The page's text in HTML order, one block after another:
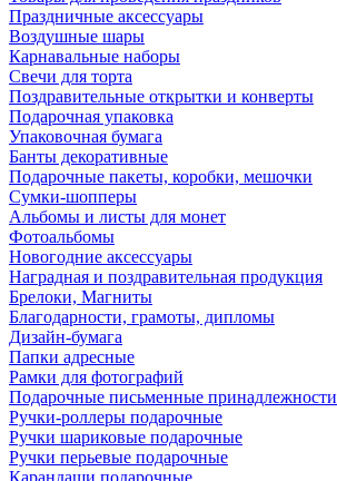
Праздничные аксессуары
Воздушные шары
Карнавальные наборы
Свечи для торта
Поздравительные открытки и конверты
Подарочная упаковка
Упаковочная бумага
Банты декоративные
Подарочные пакеты, коробки, мешочки
Сумки-шопперы
Альбомы и листы для монет
Фотоальбомы
Новогодние аксессуары
Наградная и поздравительная продукция
Брелоки, Магниты
Благодарности, грамоты, дипломы
Дизайн-бумага
Папки адресные
Рамки для фотографий
Подарочные письменные принадлежности
Ручки-роллеры подарочные
Ручки шариковые подарочные
Ручки перьевые подарочные
Карандаши подарочные